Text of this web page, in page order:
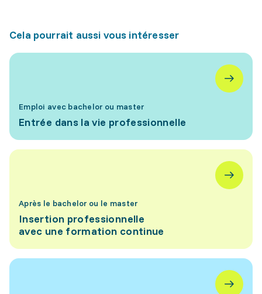
Cela pourrait aussi vous intéresser
Emploi avec bachelor ou master
Entrée dans la vie professionnelle
Après le bachelor ou le master
Insertion professionnelle
avec une formation continue